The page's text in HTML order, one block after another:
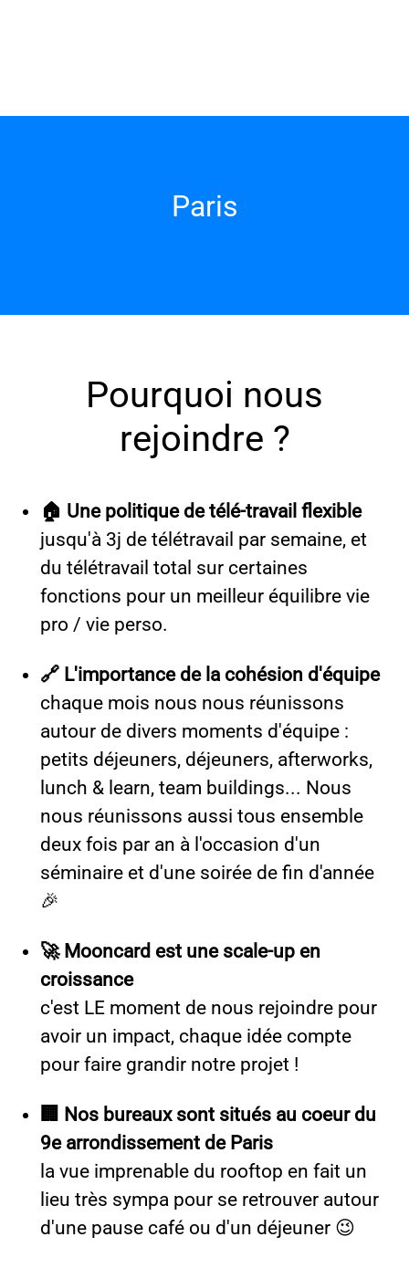
Paris
Pourquoi nous
rejoindre ?
🏠 Une politique de télé-travail flexible
jusqu'à 3j de télétravail par semaine, et
du télétravail total sur certaines
fonctions pour un meilleur équilibre vie
pro / vie perso.
🔗 L'importance de la cohésion d'équipe
chaque mois nous nous réunissons
autour de divers moments d'équipe :
petits déjeuners, déjeuners, afterworks,
lunch & learn, team buildings... Nous
nous réunissons aussi tous ensemble
deux fois par an à l'occasion d'un
séminaire et d'une soirée de fin d'année
🎉
🚀 Mooncard est une scale-up en
croissance
c'est LE moment de nous rejoindre pour
avoir un impact, chaque idée compte
pour faire grandir notre projet !
🏢 Nos bureaux sont situés au coeur du
9e arrondissement de Paris
la vue imprenable du rooftop en fait un
lieu très sympa pour se retrouver autour
d'une pause café ou d'un déjeuner 😉